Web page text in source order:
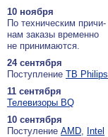
10 ноября
По тех­ни­че­ским при­чи­
нам за­ка­зы вре­мен­но
не при­ни­ма­ют­ся.
24 сентября
По­ступ­ле­ние ТВ Philips
11 сентября
Теле­ви­зо­ры BQ
10 сентября
По­сту­ле­ние AMD, Intel